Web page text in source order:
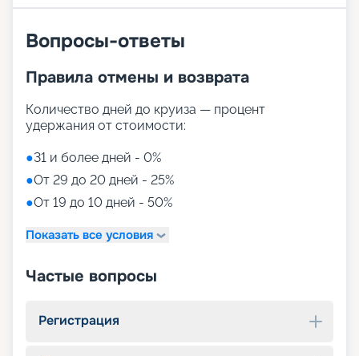
Вопросы-ответы
Правила отмены и возврата
Количество дней до круиза — процент
удержания от стоимости:
●31 и более дней - 0%
●От 29 до 20 дней - 25%
●От 19 до 10 дней - 50%
Показать все условия
Частые вопросы
Регистрация